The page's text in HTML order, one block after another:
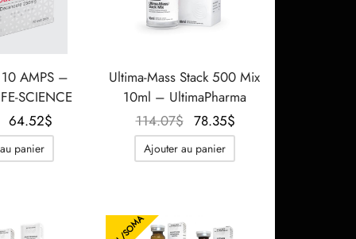
AMPS –
SCIENCE
Le prix
initial
était :
64.52$
panier
Ultima-Mass Stack 500 Mix
10ml – UltimaPharma
114.07$
Le prix
initial
était :
78.35$
Ajouter au panier